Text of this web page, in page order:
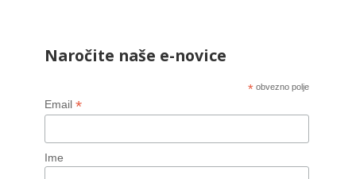
Naročite naše e-novice
* obvezno polje
Email *
Ime